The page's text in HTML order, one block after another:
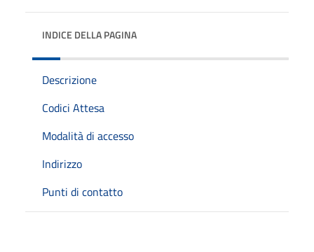
INDICE DELLA PAGINA
Descrizione
Codici Attesa
Modalità di accesso
Indirizzo
Punti di contatto